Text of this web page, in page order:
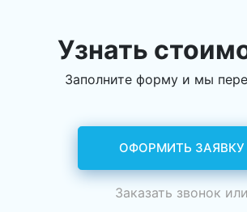
Узнать
Заполните форму и мы
ОФОРМИТЬ ЗАЯВКУ
Заказать звонок или